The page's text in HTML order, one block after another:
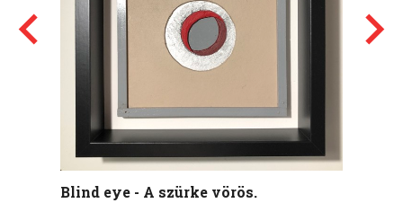
Blind eye - A szürke vörös.